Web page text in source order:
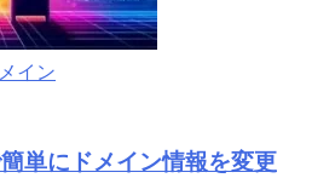
イン
単にドメイン情報を変更